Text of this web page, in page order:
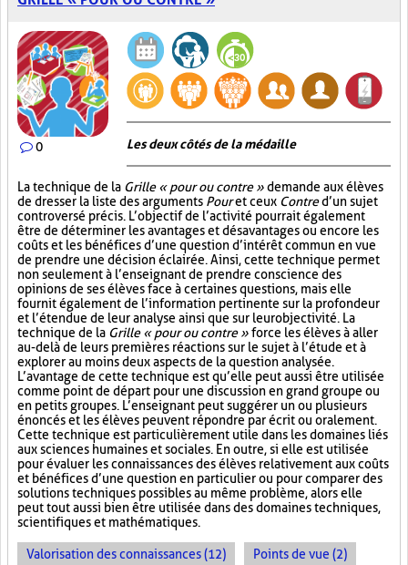
0 Les deux côtés de la médaille
La technique de la Grille « pour ou contre »demande aux élèves
de dresser la liste des arguments Pouret ceux Contred’un sujet
controversé précis. L’objectif de l’activité pourrait également
être de déterminer les avantages et désavantages ou encore les
coûts et les bénéfices d’une question d’intérêt commun en vue
de prendre une décision éclairée. Ainsi, cette technique permet
non seulement à l’enseignant de prendre conscience des
opinions de ses élèves face à certaines questions, mais elle
fournit également de l’information pertinente sur la profondeur
et l’étendue de leur analyse ainsi que sur leur objectivité. La
technique de la Grille « pour ou contre »force les élèves à aller
au-delà de leurs premières réactions sur le sujet à l’étude et à
explorer au moins deux aspects de la question analysée.
L’avantage de cette technique est qu’elle peut aussi être utilisée
comme point de départ pour une discussion en grand groupe ou
en petits groupes. L’enseignant peut suggérer un ou plusieurs
énoncés et les élèves peuvent répondre par écrit ou oralement.
Cette technique est particulièrement utile dans les domaines liés
aux sciences humaines et sociales. En outre, si elle est utilisée
pour évaluer les connaissances des élèves relativement aux coûts
et bénéfices d’une question en particulier ou pour comparer des
solutions techniques possibles au même problème, alors elle
peut tout aussi bien être utilisée dans des domaines techniques,
scientifiques et mathématiques.
Valorisation des connaissances (12) Points de vue (2)